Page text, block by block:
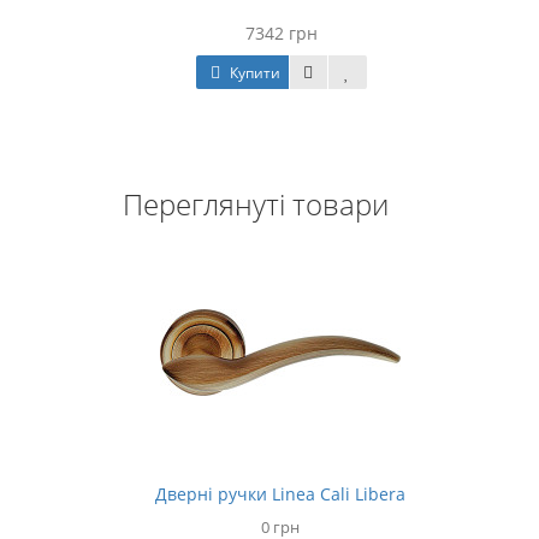
7342 грн
Купити
Переглянуті товари
Дверні ручки Linea Cali Libera
0 грн